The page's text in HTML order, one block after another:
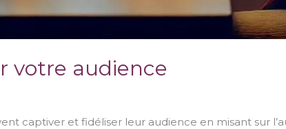
votre audience
captiver et fidéliser leur audience en misant sur